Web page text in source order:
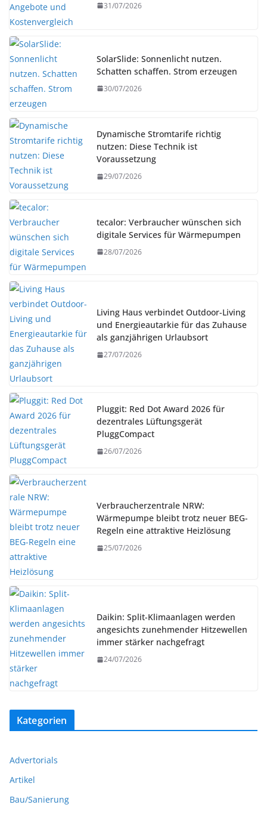
31/07/2026
SolarSlide: Sonnenlicht nutzen.
Schatten schaffen. Strom erzeugen
30/07/2026
Dynamische Stromtarife richtig
nutzen: Diese Technik ist
Voraussetzung
29/07/2026
tecalor: Verbraucher wünschen sich
digitale Services für Wärmepumpen
28/07/2026
Living Haus verbindet Outdoor-Living
und Energieautarkie für das Zuhause
als ganzjährigen Urlaubsort
27/07/2026
Pluggit: Red Dot Award 2026 für
dezentrales Lüftungsgerät
PluggCompact
26/07/2026
Verbraucherzentrale NRW:
Wärmepumpe bleibt trotz neuer BEG-
Regeln eine attraktive Heizlösung
25/07/2026
Daikin: Split-Klimaanlagen werden
angesichts zunehmender Hitzewellen
immer stärker nachgefragt
24/07/2026
Kategorien
Advertorials
Artikel
Bau/Sanierung